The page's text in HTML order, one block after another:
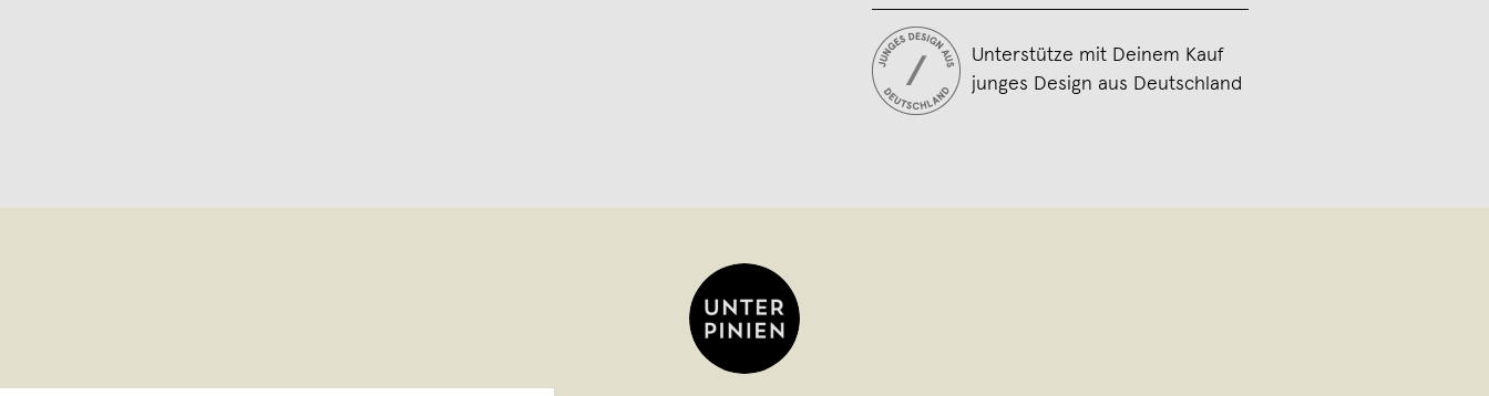
Unterstütze mit Deinem Kauf
junges Design aus Deutschland